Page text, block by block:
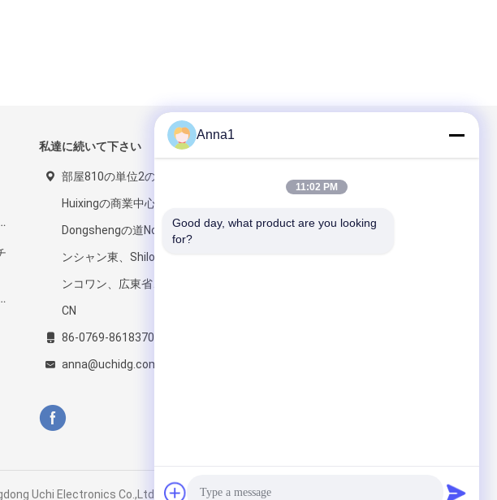
私達に続いて下さい
部屋810の単位2の建物5の
Huixingの商業中心、
Dongshengの道No.1、チョ
ンシャン東、Shilongの町ト
ンコワン、広東省、523326
CN
86-0769-86183707
anna@uchidg.com
Uchi Electronics Co.,Ltd. All Rights Reserved.
Anna1
11:02 PM
Good day, what product are you looking
for?